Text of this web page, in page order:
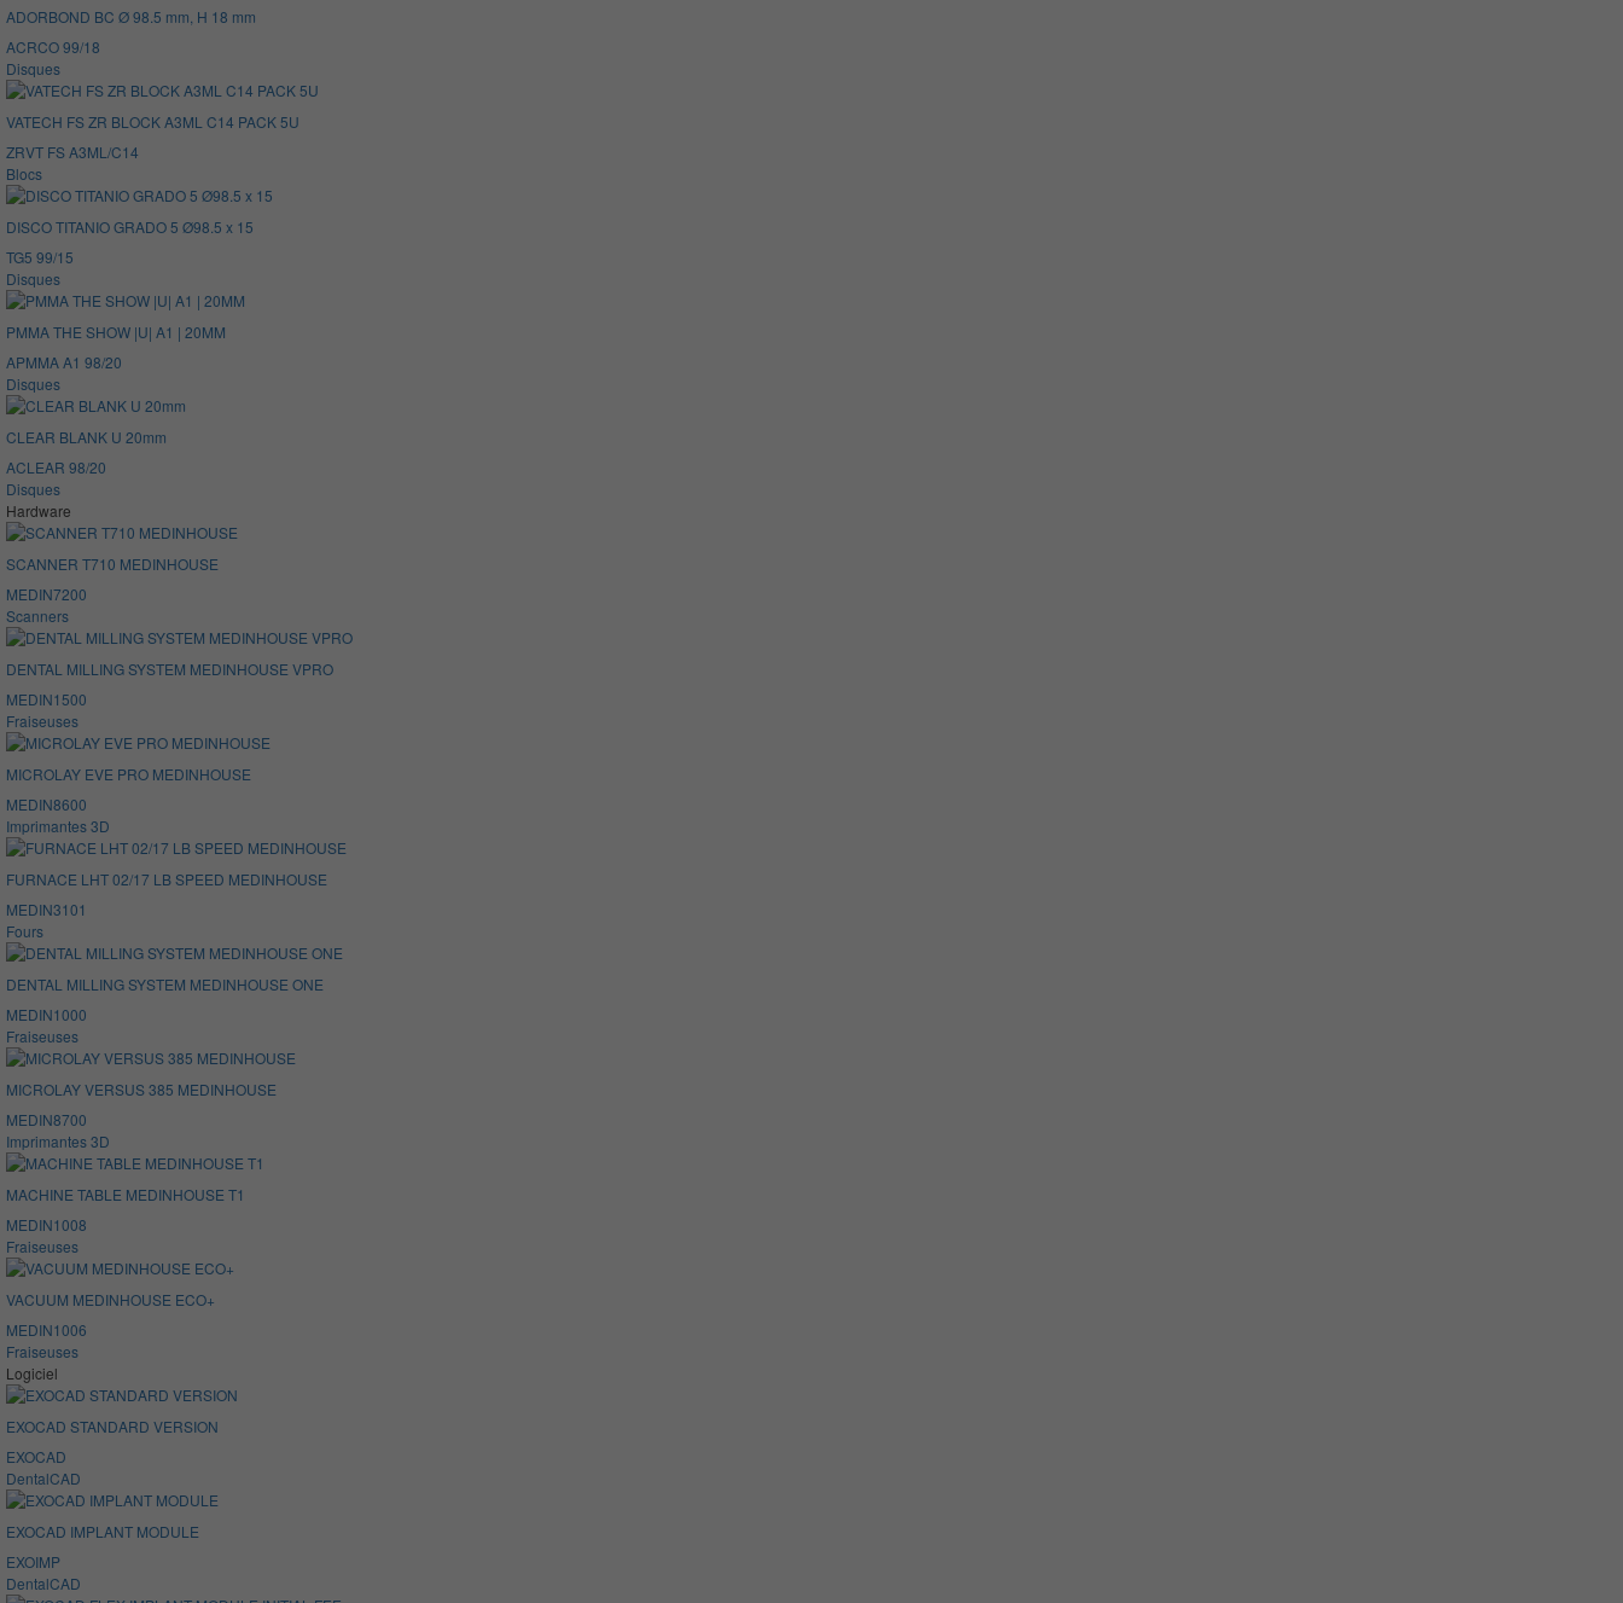
ADORBOND BC Ø 98.5 mm, H 18 mm
ACRCO 99/18
Disques
VATECH FS ZR BLOCK A3ML C14 PACK 5U
ZRVT FS A3ML/C14
Blocs
DISCO TITANIO GRADO 5 Ø98.5 x 15
TG5 99/15
Disques
PMMA THE SHOW |U| A1 | 20MM
APMMA A1 98/20
Disques
CLEAR BLANK U 20mm
ACLEAR 98/20
Disques
Hardware
SCANNER T710 MEDINHOUSE
MEDIN7200
Scanners
DENTAL MILLING SYSTEM MEDINHOUSE VPRO
MEDIN1500
Fraiseuses
MICROLAY EVE PRO MEDINHOUSE
MEDIN8600
Imprimantes 3D
FURNACE LHT 02/17 LB SPEED MEDINHOUSE
MEDIN3101
Fours
DENTAL MILLING SYSTEM MEDINHOUSE ONE
MEDIN1000
Fraiseuses
MICROLAY VERSUS 385 MEDINHOUSE
MEDIN8700
Imprimantes 3D
MACHINE TABLE MEDINHOUSE T1
MEDIN1008
Fraiseuses
VACUUM MEDINHOUSE ECO+
MEDIN1006
Fraiseuses
Logiciel
EXOCAD STANDARD VERSION
EXOCAD
DentalCAD
EXOCAD IMPLANT MODULE
EXOIMP
DentalCAD